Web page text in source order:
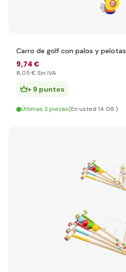
Carro de golf con palos y pelotas
9,74 €
8,05 € Sin IVA
+ 9 puntos
Últimas 3 piezas(En usted 14.08.)